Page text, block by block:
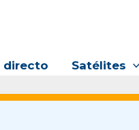
directo Satélites